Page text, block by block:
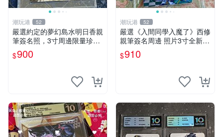
潮玩港 52
嚴選約定的夢幻島水明日香親
筆簽名照，3寸周邊限量珍藏
紙質佳 附卡磚 約定的夢幻島
筆記本 名人照
$900
潮玩港 52
嚴選《入間同學入魔了》西修
親筆簽名周邊 照片3寸全新含
卡磚 收藏推薦 鏡像照片 周邊
收藏
$910